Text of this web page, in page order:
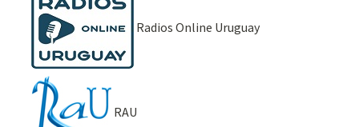
Radios Online Uruguay
RAU